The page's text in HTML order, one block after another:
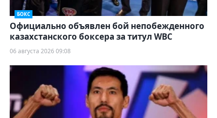
БОКС
Официально объявлен бой непобежденного
казахстанского боксера за титул WBC
06 августа 2026 09:08